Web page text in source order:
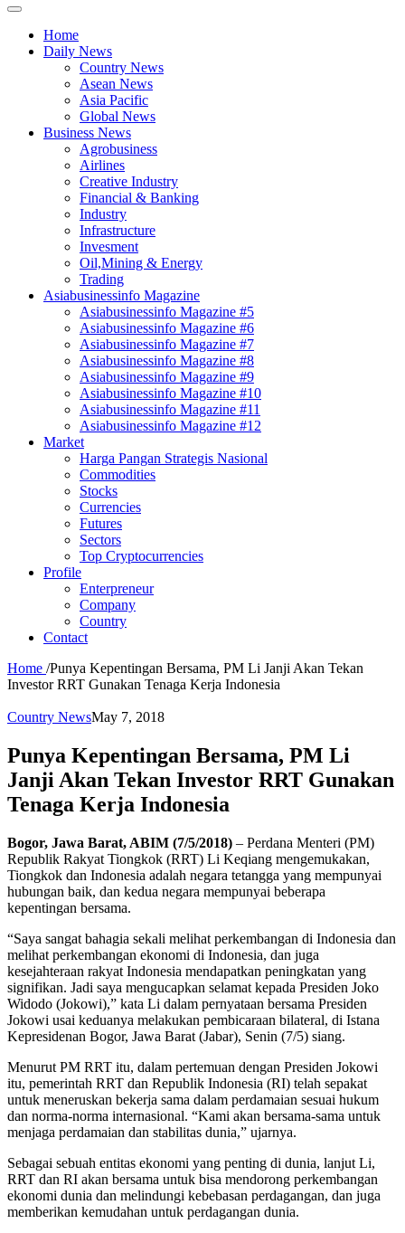
Home
Daily News
Country News
Asean News
Asia Pacific
Global News
Business News
Agrobusiness
Airlines
Creative Industry
Financial & Banking
Industry
Infrastructure
Invesment
Oil,Mining & Energy
Trading
Asiabusinessinfo Magazine
Asiabusinessinfo Magazine #5
Asiabusinessinfo Magazine #6
Asiabusinessinfo Magazine #7
Asiabusinessinfo Magazine #8
Asiabusinessinfo Magazine #9
Asiabusinessinfo Magazine #10
Asiabusinessinfo Magazine #11
Asiabusinessinfo Magazine #12
Market
Harga Pangan Strategis Nasional
Commodities
Stocks
Currencies
Futures
Sectors
Top Cryptocurrencies
Profile
Enterpreneur
Company
Country
Contact
Home /Punya Kepentingan Bersama, PM Li Janji Akan Tekan
Investor RRT Gunakan Tenaga Kerja Indonesia
Country NewsMay 7, 2018
Punya Kepentingan Bersama, PM Li
Janji Akan Tekan Investor RRT Gunakan
Tenaga Kerja Indonesia
Bogor, Jawa Barat, ABIM (7/5/2018) – Perdana Menteri (PM)
Republik Rakyat Tiongkok (RRT) Li Keqiang mengemukakan,
Tiongkok dan Indonesia adalah negara tetangga yang mempunyai
hubungan baik, dan kedua negara mempunyai beberapa
kepentingan bersama.
“Saya sangat bahagia sekali melihat perkembangan di Indonesia dan
melihat perkembangan ekonomi di Indonesia, dan juga
kesejahteraan rakyat Indonesia mendapatkan peningkatan yang
signifikan. Jadi saya mengucapkan selamat kepada Presiden Joko
Widodo (Jokowi),” kata Li dalam pernyataan bersama Presiden
Jokowi usai keduanya melakukan pembicaraan bilateral, di Istana
Kepresidenan Bogor, Jawa Barat (Jabar), Senin (7/5) siang.
Menurut PM RRT itu, dalam pertemuan dengan Presiden Jokowi
itu, pemerintah RRT dan Republik Indonesia (RI) telah sepakat
untuk meneruskan bekerja sama dalam perdamaian sesuai hukum
dan norma-norma internasional. “Kami akan bersama-sama untuk
menjaga perdamaian dan stabilitas dunia,” ujarnya.
Sebagai sebuah entitas ekonomi yang penting di dunia, lanjut Li,
RRT dan RI akan bersama untuk bisa mendorong perkembangan
ekonomi dunia dan melindungi kebebasan perdagangan, dan juga
memberikan kemudahan untuk perdagangan dunia.